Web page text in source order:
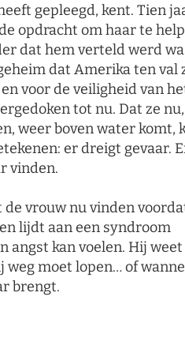
gepleegd, kent. Tien
opdracht om haar te
dat hem verteld werd
dat Amerika ten val
voor de veiligheid van
tot nu. Dat ze
weer boven water komt,
er dreigt gevaar.
vinden.
de vrouw nu vinden
lijdt aan een syndroom
angst kan voelen. Hij
weg moet lopen… of
brengt.